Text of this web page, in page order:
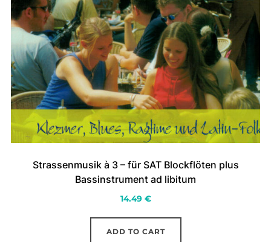
Strassenmusik à 3 – für SAT Blockflöten plus
Bassinstrument ad libitum
14.49 €
ADD TO CART